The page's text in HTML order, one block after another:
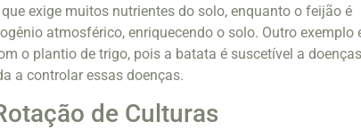
exige muitos nutrientes do solo, enquanto o feijão é
atmosférico, enriquecendo o solo. Outro exemplo
o plantio de trigo, pois a batata é suscetível a doenças
a controlar essas doenças.
de Culturas